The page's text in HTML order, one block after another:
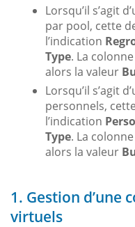
Lorsqu’il s’agit
par pool, cette
l’indication
Type. La colonne
alors la valeur
Lorsqu’il s’agit
personnels,
l’indication
Type. La colonne
alors la valeur
1. Gestion d’une
virtuels